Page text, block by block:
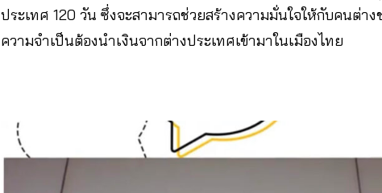
ประเทศ 120 วัน ซึ่งจะสามารถช่วยสร้างความมั่นใจให้กับคนต่า
ความจำเป็นต้องนำเงินจากต่างประเทศเข้ามาในเมืองไทย